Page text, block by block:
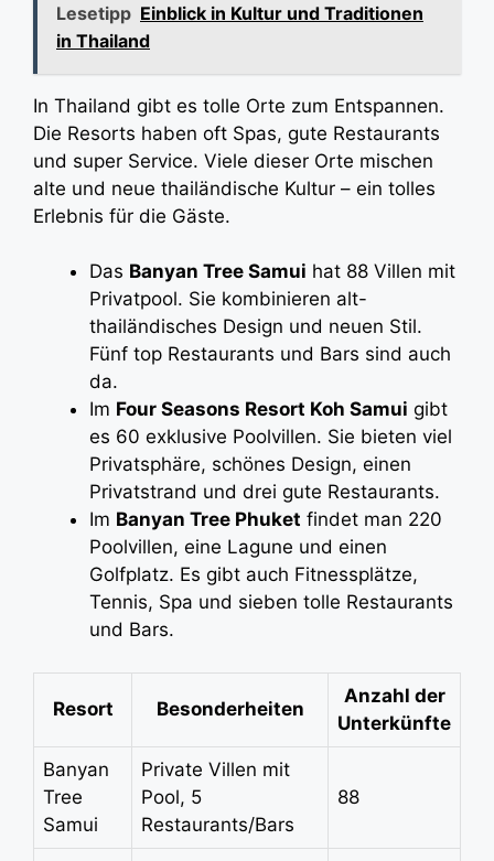
Lesetipp Einblick in Kultur und Traditionen
in Thailand
In Thailand gibt es tolle Orte zum Entspannen.
Die Resorts haben oft Spas, gute Restaurants
und super Service. Viele dieser Orte mischen
alte und neue thailändische Kultur – ein tolles
Erlebnis für die Gäste.
Das Banyan Tree Samui hat 88 Villen mit
Privatpool. Sie kombinieren alt-
thailändisches Design und neuen Stil.
Fünf top Restaurants und Bars sind auch
da.
Im Four Seasons Resort Koh Samui gibt
es 60 exklusive Poolvillen. Sie bieten viel
Privatsphäre, schönes Design, einen
Privatstrand und drei gute Restaurants.
Im Banyan Tree Phuket findet man 220
Poolvillen, eine Lagune und einen
Golfplatz. Es gibt auch Fitnessplätze,
Tennis, Spa und sieben tolle Restaurants
und Bars.
Resort Besonderheiten
Anzahl der
Unterkünfte
Banyan
Tree
Samui
Private Villen mit
Pool, 5
Restaurants/Bars
88